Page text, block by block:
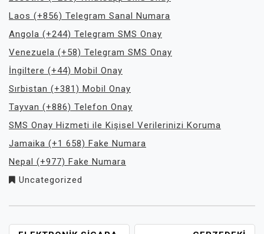
Laos (+856) Telegram Sanal Numara
Angola (+244) Telegram SMS Onay
Venezuela (+58) Telegram SMS Onay
İngiltere (+44) Mobil Onay
Sırbistan (+381) Mobil Onay
Tayvan (+886) Telefon Onay
SMS Onay Hizmeti ile Kişisel Verilerinizi Koruma
Jamaika (+1 658) Fake Numara
Nepal (+977) Fake Numara
Uncategorized